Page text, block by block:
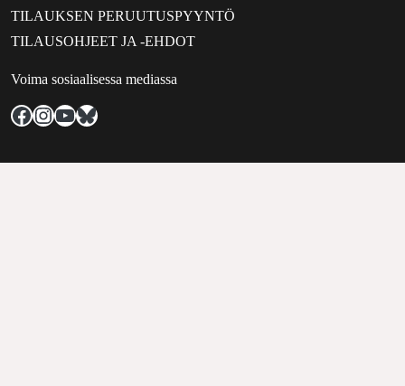
TILAUKSEN PERUUTUSPYYNTÖ
TILAUSOHJEET JA -EHDOT
Voima sosiaalisessa mediassa
Facebook
Instagram
YouTube
Bluesky